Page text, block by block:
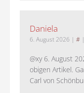
Daniela
6. August 2026 | #
@xy 6. August
obigen Artikel.
Carl von